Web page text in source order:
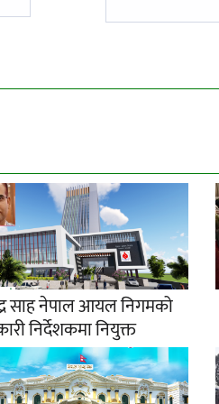
साह नेपाल आयल निगमको
निर्देशकमा नियुक्त